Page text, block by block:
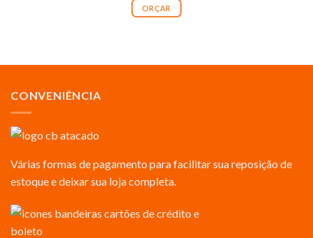
ORÇAR
CONVENIÊNCIA
Várias formas de pagamento para facilitar sua reposição de
estoque e deixar sua loja completa.